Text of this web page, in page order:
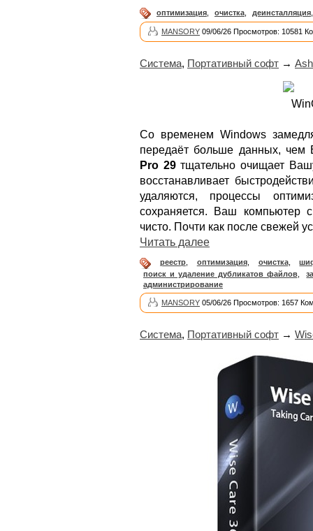
оптимизация очистка деинсталляция
MANSORY 09/06/26 Просмотров: 10581
Система, Портативный софт →
Со временем Windows
передаёт больше данных,
Pro 29тщательно очищает
восстанавливает
удаляются, процессы
сохраняется. Ваш компьютер
чисто. Почти как после свежей
Читать далее
реестр, оптимизация, очистка,
поиск и удаление дубликатов файлов,
администрирование
MANSORY 05/06/26 Просмотров: 1657
Система, Портативный софт →